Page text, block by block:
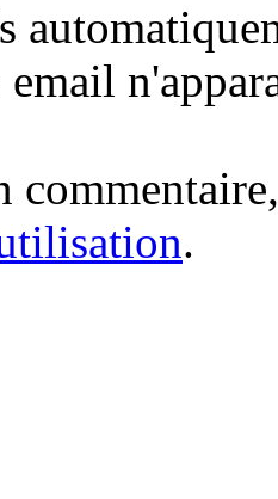
email
.